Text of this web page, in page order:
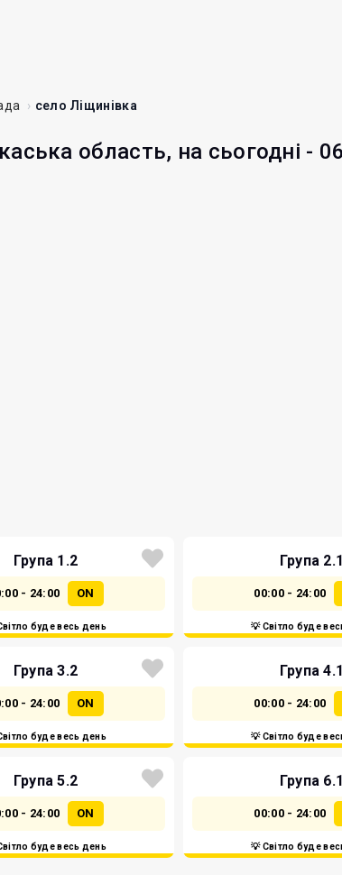
село Ліщинівка
область, на сьогодні -
Група 1.2
- 24:00 ON
буде весь день
Група 2.1
00:00 - 24:00
💡 Світло буде
Група 3.2
- 24:00 ON
буде весь день
Група 4.1
00:00 - 24:00
💡 Світло буде
Група 5.2
- 24:00 ON
буде весь день
Група 6.1
00:00 - 24:00
💡 Світло буде